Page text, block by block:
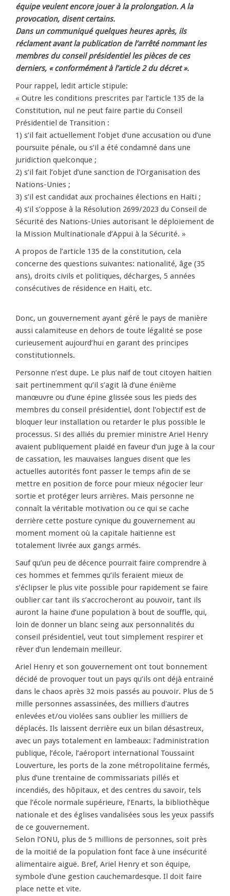
équipe veulent encore jouer à la prolongation. A la
provocation, disent certains.
Dans un communiqué quelques heures après, ils
réclament avant la publication de l’arrêté nommant les
membres du conseil présidentiel les pièces de ces
derniers, « conformément à l’article 2 du décret ».
Pour rappel, ledit article stipule:
« Outre les conditions prescrites par l’article 135 de la
Constitution, nul ne peut faire partie du Conseil
Présidentiel de Transition :
1) s’il fait actuellement l’objet d’une accusation ou d’une
poursuite pénale, ou s’il a été condamné dans une
juridiction quelconque ;
2) s’il fait l’objet d’une sanction de l’Organisation des
Nations-Unies ;
3) s’il est candidat aux prochaines élections en Haïti ;
4) s’il s’oppose à la Résolution 2699/2023 du Conseil de
Sécurité des Nations-Unies autorisant le déploiement de
la Mission Multinationale d’Appui à la Sécurité. »
A propos de l’article 135 de la constitution, cela
concerne des questions suivantes: nationalité, âge (35
ans), droits civils et politiques, décharges, 5 années
consécutives de résidence en Haïti, etc.
Donc, un gouvernement ayant géré le pays de manière
aussi calamiteuse en dehors de toute légalité se pose
curieusement aujourd’hui en garant des principes
constitutionnels.
Personne n’est dupe. Le plus naïf de tout citoyen haïtien
sait pertinemment qu’il s’agit là d’une énième
manœuvre ou d’une épine glissée sous les pieds des
membres du conseil présidentiel, dont l'objectif est de
bloquer leur installation ou retarder le plus possible le
processus. Si des alliés du premier ministre Ariel Henry
avaient publiquement plaidé en faveur d’un juge à la cour
de cassation, les mauvaises langues disent que les
actuelles autorités font passer le temps afin de se
mettre en position de force pour mieux négocier leur
sortie et protéger leurs arrières. Mais personne ne
connaît la véritable motivation ou ce qui se cache
derrière cette posture cynique du gouvernement au
moment moment où la capitale haïtienne est
totalement livrée aux gangs armés.
Sauf qu’un peu de décence pourrait faire comprendre à
ces hommes et femmes qu’ils feraient mieux de
s’éclipser le plus vite possible pour rapidement se faire
oublier car tant ils s’accrocheront au pouvoir, tant ils
auront la haine d’une population à bout de souffle, qui,
loin de donner un blanc seing aux personnalités du
conseil présidentiel, veut tout simplement respirer et
rêver d’un lendemain meilleur.
Ariel Henry et son gouvernement ont tout bonnement
décidé de provoquer tout un pays qu’ils ont déjà entrainé
dans le chaos après 32 mois passés au pouvoir. Plus de 5
mille personnes assassinées, des milliers d'autres
enlevées et/ou violées sans oublier les milliers de
déplacés. Ils laissent derrière eux un bilan désastreux,
avec un pays totalement en lambeaux: l’administration
publique, l’école, l’aéroport international Toussaint
Louverture, les ports de la zone métropolitaine fermés,
plus d’une trentaine de commissariats pillés et
incendiés, des hôpitaux, et des centres du savoir, tels
que l’école normale supérieure, l’Enarts, la bibliothèque
nationale et des églises vandalisées sous les yeux passifs
de ce gouvernement.
Selon l’ONU, plus de 5 millions de personnes, soit près
de la moitié de la population font face à une insécurité
alimentaire aiguë. Bref, Ariel Henry et son équipe,
symbole d'une gestion cauchemardesque. Il doit faire
place nette et vite.